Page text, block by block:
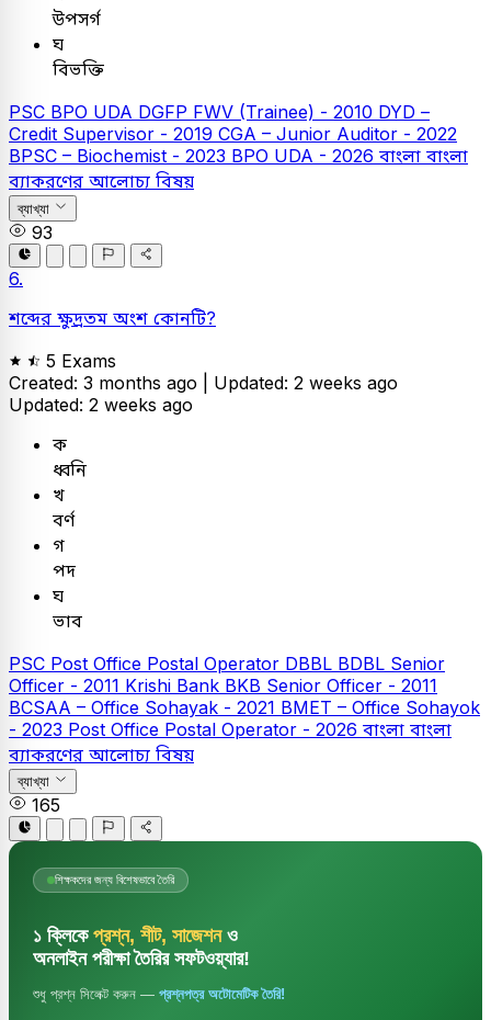
উপসর্গ
ঘ
বিভক্তি
PSC BPO UDA DGFP FWV (Trainee) - 2010 DYD –
Credit Supervisor - 2019 CGA – Junior Auditor - 2022
BPSC – Biochemist - 2023 BPO UDA - 2026 বাংলা বাংলা
ব্যাকরণের আলোচ্য বিষয়
ব্যাখ্যা
93
6.
শব্দের ক্ষুদ্রতম অংশ কোনটি?
5 Exams
Created: 3 months ago | Updated: 2 weeks ago
Updated: 2 weeks ago
ক
ধ্বনি
খ
বর্ণ
গ
পদ
ঘ
ভাব
PSC Post Office Postal Operator DBBL BDBL Senior
Officer - 2011 Krishi Bank BKB Senior Officer - 2011
BCSAA – Office Sohayak - 2021 BMET – Office Sohayok
- 2023 Post Office Postal Operator - 2026 বাংলা বাংলা
ব্যাকরণের আলোচ্য বিষয়
ব্যাখ্যা
165
শিক্ষকদের জন্য বিশেষভাবে তৈরি
১ ক্লিকে প্রশ্ন, শীট, সাজেশনও
অনলাইন পরীক্ষা তৈরির সফটওয়্যার!
শুধু প্রশ্ন সিলেক্ট করুন — প্রশ্নপত্র অটোমেটিক তৈরি!